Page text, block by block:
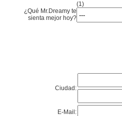
(1)
¿Qué Mr.Dreamy te
sienta mejor hoy?
Ciudad:
E-Mail: